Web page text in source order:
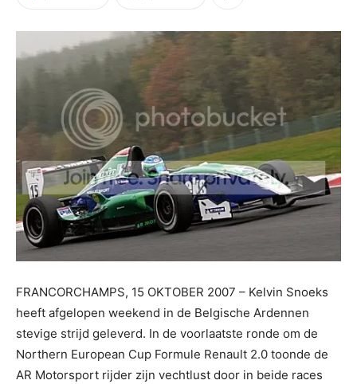
FRANCORCHAMPS, 15 OKTOBER 2007 – Kelvin Snoeks
heeft afgelopen weekend in de Belgische Ardennen
stevige strijd geleverd. In de voorlaatste ronde om de
Northern European Cup Formule Renault 2.0 toonde de
AR Motorsport rijder zijn vechtlust door in beide races